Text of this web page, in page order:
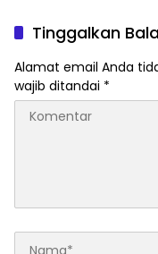
Tinggalkan
Alamat email Anda
wajib ditandai *